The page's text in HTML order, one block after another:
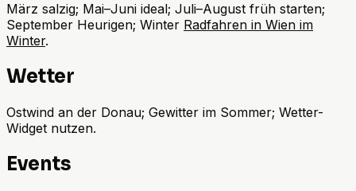
März salzig; Mai–Juni ideal; Juli–August früh starten;
September Heurigen; Winter Radfahren in Wien im
Winter.
Wetter
Ostwind an der Donau; Gewitter im Sommer; Wetter-
Widget nutzen.
Events